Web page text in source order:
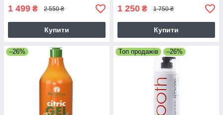
1 499 ₴ 2 550 ₴
Купити
1 250 ₴ 1 750 ₴
Купити
–26% Топ продажів –26%